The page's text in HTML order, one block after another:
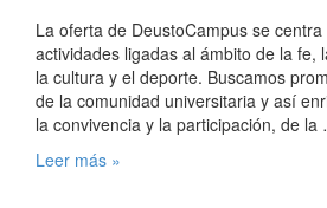
La oferta de DeustoCampus se
actividades ligadas al ámbito de la fe,
la cultura y el deporte. Buscamos
de la comunidad universitaria y así
la convivencia y la participación, de
Deusto
Leer más »